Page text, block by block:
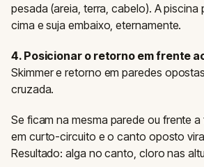
pesada (areia, terra, cabelo). A piscina
cima e suja embaixo, eternamente.
4. Posicionar o retorno em frente
Skimmer e retorno em paredes
cruzada.
Se ficam na mesma parede ou frente a
em curto-circuito e o canto oposto
Resultado: alga no canto, cloro nas